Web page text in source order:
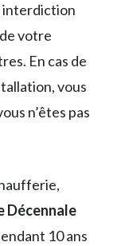
interdiction
votre
En cas de
vous
n’êtes pas
Décennale
10 ans